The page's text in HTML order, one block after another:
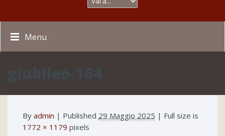
Menu
By admin | Published 29 Maggio 2025 | Full size is
1772 × 1179 pixels